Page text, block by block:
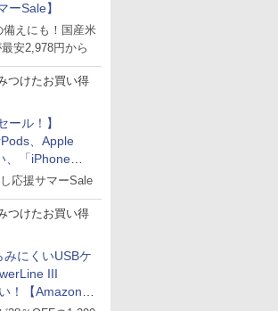
ーSale】
備えにも！国産米
安2,978円から
つけたお買い得
ール！】
、Apple
、「iPhone
が139,800円な
応援サマーSale
つけたお買い得
にくいUSBケ
III
！【Amazon暮